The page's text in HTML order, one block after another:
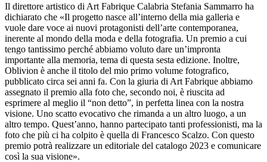
Il direttore artistico di Art Fabrique Calabria Stefania Sammarro ha
dichiarato che «Il progetto nasce all’interno della mia galleria e
vuole dare voce ai nuovi protagonisti dell’arte contemporanea,
inerente al mondo della moda e della fotografia. Un premio a cui
tengo tantissimo perché abbiamo voluto dare un’impronta
importante alla memoria, tema di questa sesta edizione. Inoltre,
Oblivion è anche il titolo del mio primo volume fotografico,
pubblicato circa sei anni fa. Con la giuria di Art Fabrique abbiamo
assegnato il premio alla foto che, secondo noi, è riuscita ad
esprimere al meglio il “non detto”, in perfetta linea con la nostra
visione. Uno scatto evocativo che rimanda a un altro luogo, a un
altro tempo. Quest’anno, hanno partecipato tanti professionisti, ma la
foto che più ci ha colpito è quella di Francesco Scalzo. Con questo
premio potrà realizzare un editoriale del catalogo 2023 e comunicare
così la sua visione».